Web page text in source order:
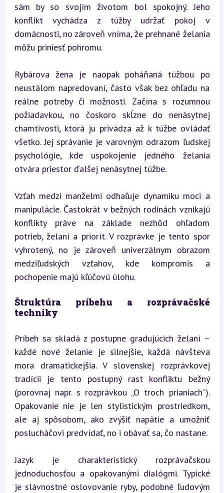
sám by so svojím životom bol spokojný. Jeho
konflikt vychádza z túžby udržať pokoj v
domácnosti, no zároveň vníma, že prehnané želania
môžu priniesť pohromu.
Rybárova žena je naopak poháňaná túžbou po
neustálom napredovaní, často však bez ohľadu na
reálne potreby či možnosti. Začína s rozumnou
požiadavkou, no čoskoro skĺzne do nenásytnej
chamtivosti, ktorá ju privádza až k túžbe ovládať
všetko. Jej správanie je varovným odrazom ľudskej
psychológie, kde uspokojenie jedného želania
otvára priestor ďalšej nenásytnej túžbe.
Vzťah medzi manželmi odhaľuje dynamiku moci a
manipulácie. Častokrát v bežných rodinách vznikajú
konflikty práve na základe nezhôd ohľadom
potrieb, želaní a priorít. V rozprávke je tento spor
vyhrotený, no je zároveň univerzálnym obrazom
medziľudských vzťahov, kde kompromis a
pochopenie majú kľúčovú úlohu.
Štruktúra príbehu a rozprávačské
techniky
Príbeh sa skladá z postupne gradujúcich želaní –
každé nové želanie je silnejšie, každá návšteva
mora dramatickejšia. V slovenskej rozprávkovej
tradícii je tento postupný rast konfliktu bežný
(porovnaj napr. s rozprávkou „O troch prianiach“).
Opakovanie nie je len stylistickým prostriedkom,
ale aj spôsobom, ako zvýšiť napätie a umožniť
poslucháčovi predvídať, no i obávať sa, čo nastane.
Jazyk je charakteristický rozprávačskou
jednoduchosťou a opakovanými dialógmi. Typické
je slávnostné oslovovanie ryby, podobné ľudovým